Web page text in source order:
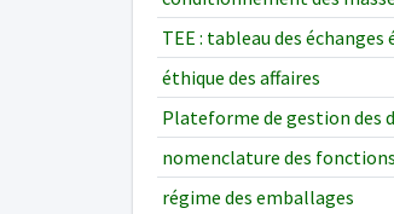
TEE : tableau des échanges
éthique des affaires
Plateforme de gestion des
nomenclature des fonctions
régime des emballages